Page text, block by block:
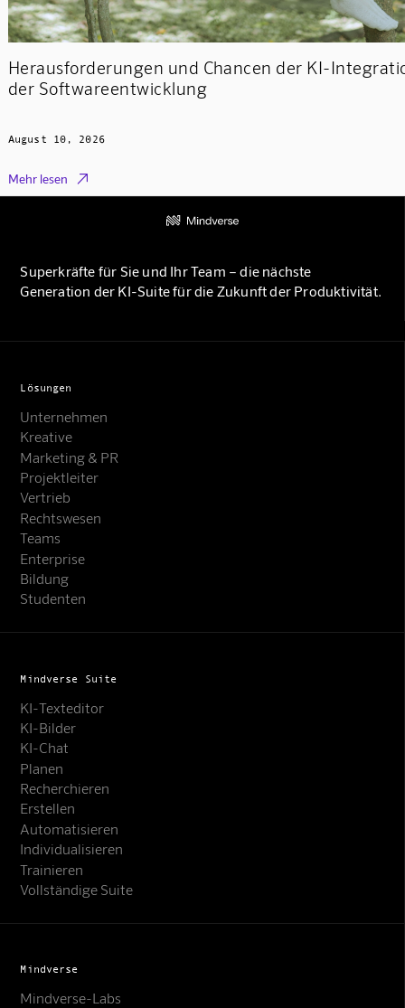
Herausforderungen und Chancen der KI-
der Softwareentwicklung
August 10, 2026
Mehr lesen 
Superkräfte für Sie und Ihr Team – die nächste
Generation der KI-Suite für die Zukunft der Produktivität.
Lösungen
Unternehmen
Kreative
Marketing & PR
Projektleiter
Vertrieb
Rechtswesen
Teams
Enterprise
Bildung
Studenten
Mindverse Suite
KI-Texteditor
KI-Bilder
KI-Chat
Planen
Recherchieren
Erstellen
Automatisieren
Individualisieren
Trainieren
Vollständige Suite
Mindverse
Mindverse-Labs